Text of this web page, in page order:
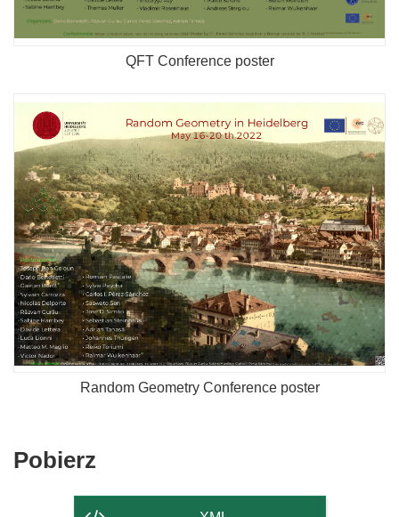
QFT Conference poster
Random Geometry Conference poster
Pobierz